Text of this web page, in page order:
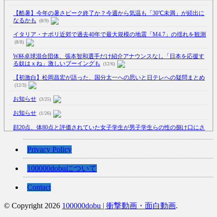
【酷暑】今年の暑さピーク終了か？今週から気温も「30℃未満」が続出に
なるかも
(8/9)
イタリア・ナポリ近郊で過去40年で最大規模の地震「M4.7」の揺れを観測
(8/8)
W杯卓球混合団体、張本智和選手だけ紹介アナウンスなし「日本を応援す
る奴はｘね」激しいブーイングも
(12/6)
【初激白】松岡昌宏が語った、国分太一への思いと日テレへの疑問まとめ
(12/3)
お知らせ (3/25)
お知らせ (1/26)
顔20点、体80点と評価されていた女子学生が男子学生らの性の捌け口にさ
【中国】処理水の問題化狙うも不発？ASEAN関連会合で賛同広がらず
【韓国】54.1％「IAEA報告書を信用しない」
Privacy Policy
100000dobuについて
Contact
© Copyright 2026 100000dobu | 衝撃動画・面白動画.